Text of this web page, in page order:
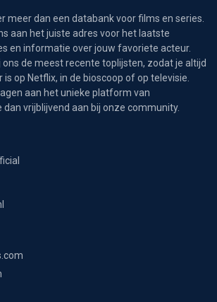
meer dan een databank voor films en series.
aan het juiste adres voor het laatste
en informatie over jouw favoriete acteur.
ons de meest recente toplijsten, zodat je altijd
op Netflix, in de bioscoop of op televisie.
aan het unieke platform van
dan vrijblijvend aan bij onze community.